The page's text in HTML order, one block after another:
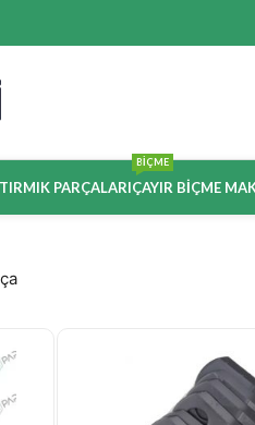
PARÇALARIÇAYIR BIÇME
BİÇME